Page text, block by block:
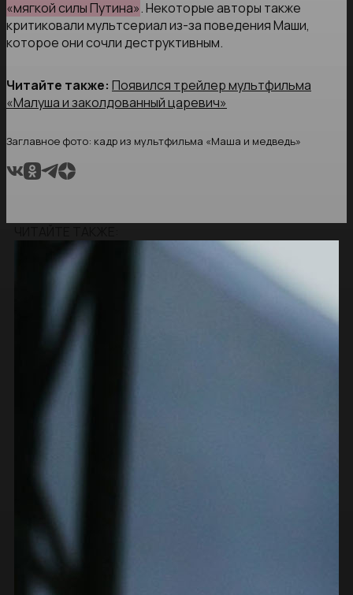
«мягкой силы Путина». Некоторые авторы также
критиковали мультсериал из-за поведения Маши,
которое они сочли деструктивным.
Читайте также: Появился трейлер мультфильма
«Малуша и заколдованный царевич»
Заглавное фото: кадр из мультфильма «Маша и медведь»